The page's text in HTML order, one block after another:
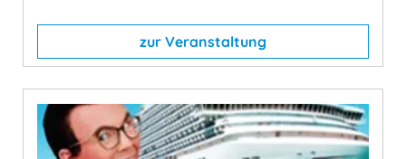
zur Veranstaltung